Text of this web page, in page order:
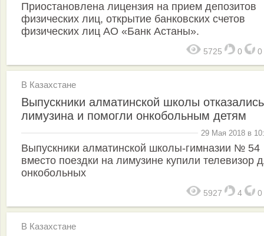
Приостановлена лицензия на прием депозитов
физических лиц, открытие банковских счетов
физических лиц АО «Банк Астаны».
5725 0 0
В Казахстане
Выпускники алматинской школы
лимузина и помогли онкобольным детям
29 Мая 2018 в
Выпускники алматинской школы-гимназии № 54
вместо поездки на лимузине купили телевизор
онкобольных
5927 4 0
В Казахстане